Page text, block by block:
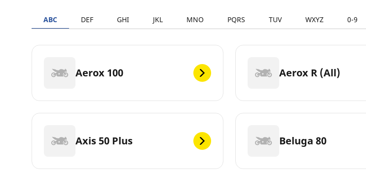
ABC DEF GHI JKL MNO PQRS TUV WXYZ 0-9
Aerox 100 Aerox R (All)
Axis 50 Plus Beluga 80